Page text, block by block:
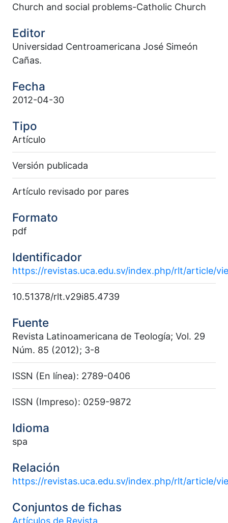
Church and social problems-Catholic Church
Editor
Universidad Centroamericana José Simeón
Cañas.
Fecha
2012-04-30
Tipo
Artículo
Versión publicada
Artículo revisado por pares
Formato
pdf
Identificador
https://revistas.uca.edu.sv/index.php/rlt/article/
10.51378/rlt.v29i85.4739
Fuente
Revista Latinoamericana de Teología; Vol. 29
Núm. 85 (2012); 3-8
ISSN (En línea): 2789-0406
ISSN (Impreso): 0259-9872
Idioma
spa
Relación
https://revistas.uca.edu.sv/index.php/rlt/article/
Conjuntos de fichas
Artículos de Revista